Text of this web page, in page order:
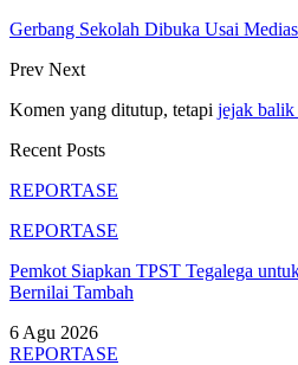
Gerbang Sekolah Dibuka Usai
Prev Next
Komen yang ditutup, tetapi jejak balik
Recent Posts
REPORTASE
REPORTASE
Pemkot Siapkan TPST Tegalega
Bernilai Tambah
6 Agu 2026
REPORTASE